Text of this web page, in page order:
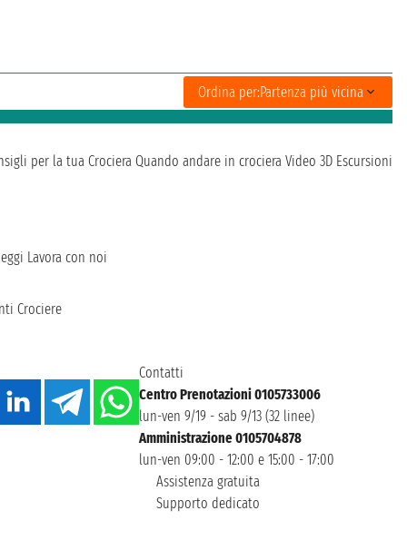
Ordina per:Partenza più vicina
per la tua Crociera Quando andare in crociera Video 3D Escursioni
Lavora con noi
Crociere
Contatti
Centro Prenotazioni 0105733006
lun-ven 9/19 - sab 9/13 (32 linee)
Amministrazione 0105704878
lun-ven 09:00 - 12:00 e 15:00 - 17:00
Assistenza gratuita
Supporto dedicato